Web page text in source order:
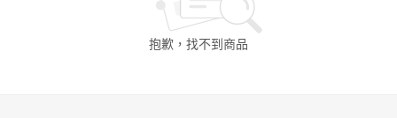
化妝保養
抱歉，找不到 商品